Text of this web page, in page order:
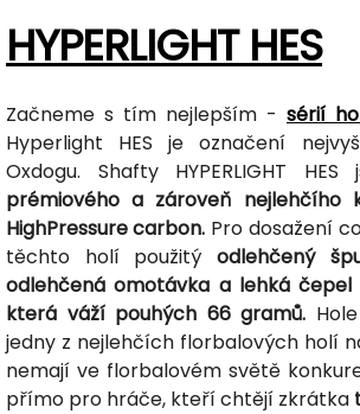
HYPERLIGHT HES
Začneme s tím nejlepším - sérií
Hyperlight HES je označení
Oxdogu. Shafty HYPERLIGHT HES
prémiového a zároveň nejlehčího
HighPressure carbon. Pro dosažení
těchto holí použitý odlehčený
odlehčená omotávka a lehká čepel
která váží pouhých 66 gramů.
jedny z nejlehčích florbalových holí
nemají ve florbalovém světě
přímo pro hráče, kteří chtějí zkrátka